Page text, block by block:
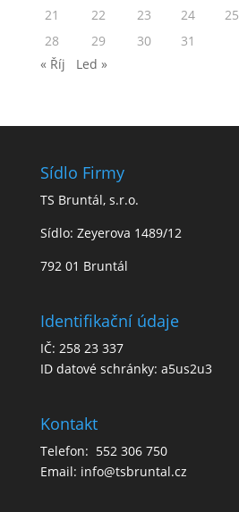
21
22 23 24 25
28
29 30
31
« Říj
Led »
Sídlo Firmy
TS Bruntál, s.r.o.
Sídlo: Zeyerova 1489/12
792 01 Bruntál
Identifikační údaje
IČ: 258 23 337
ID datové schránky: a5us2u3
Kontakt
Telefon: 552 306 750
Email: info@tsbruntal.cz